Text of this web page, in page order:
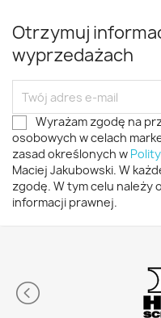
Otrzymuj
wyprzedażach
Wyrażam zgodę na
osobowych w celach
zasad określonych w
Maciej Jakubowski. W
zgodę. W tym celu należy
informacji prawnej.